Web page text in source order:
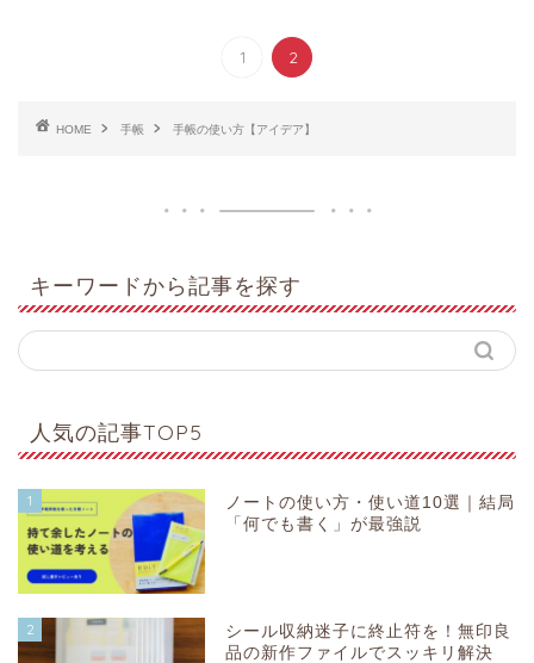
1 2
HOME 手帳 手帳の使い方【アイデア】
キーワードから記事を探す
人気の記事TOP5
1
ノートの使い方・使い道10選｜結局
「何でも書く」が最強説
2
シール収納迷子に終止符を！無印良
品の新作ファイルでスッキリ解決